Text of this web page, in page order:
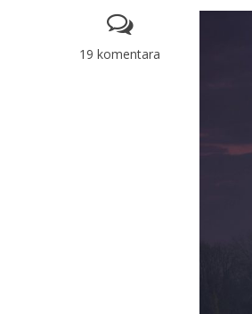
19 komentara